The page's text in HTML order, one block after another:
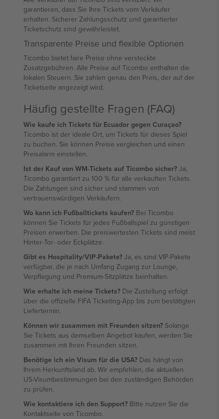
garantieren, dass Sie Ihre Tickets vom Verkäufer
erhalten. Sicherer Zahlungsschutz und garantierter
Ticketschutz sind gewährleistet.
Transparente Preise und flexible Optionen
Ticombo bietet faire Preise ohne versteckte
Zusatzgebühren. Alle Preise auf Ticombo enthalten die
lokalen Steuern. Sie zahlen genau den Preis, der auf der
Ticketseite angezeigt wird.
Häufig gestellte Fragen (FAQ)
Wie kaufe ich Tickets für Ecuador gegen Curaçao?
Ticombo ist der ideale Ort, um Tickets für dieses Spiel
zu buchen. Sie können Preise vergleichen und einen
Preisalarm einstellen.
Ist der Kauf von WM-Tickets auf Ticombo sicher? Ja,
Ticombo garantiert zu 100 % für alle verkauften Tickets.
Die Zahlungen sind sicher und stammen von
vertrauenswürdigen Verkäufern.
Wo kann ich Fußballtickets kaufen? Bei Ticombo
können Sie Tickets für jedes Fußballspiel zu günstigen
Preisen erwerben. Die preiswertesten Tickets sind meist
Hinter-Tor- oder Eckplätze.
Gibt es Hospitality/VIP-Pakete? Ja, es sind VIP-Pakete
verfügbar, die je nach Umfang Zugang zur Lounge,
Verpflegung und Premium-Sitzplätze beinhalten.
Wie erhalte ich meine Tickets? Die Zustellung erfolgt
über die offizielle FIFA Ticketing-App bis zum bestätigten
Liefertermin.
Können wir zusammen mit Freunden sitzen? Solange
Sie Tickets aus demselben Angebot kaufen, werden Sie
zusammen mit Ihren Freunden sitzen.
Benötige ich ein Visum für die USA? Das hängt von
Ihrem Herkunftsland ab. Wir empfehlen, die aktuellen
US-Visumbestimmungen bei den zuständigen Behörden
zu prüfen.
Wie kontaktiere ich den Support? Bitte nutzen Sie die
Kontaktseite von Ticombo.